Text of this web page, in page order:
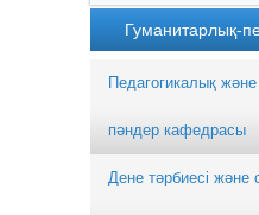
Гуманитарлық-
Педагогикалық
пәндер кафедрасы
Дене тәрбиесі